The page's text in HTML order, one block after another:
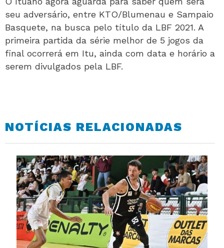
seu adversário, entre KTO/Blumenau e Sampaio
Basquete, na busca pelo título da LBF 2021. A
primeira partida da série melhor de 5 jogos da
final ocorrerá em Itu, ainda com data e horário a
serem divulgados pela LBF.
NOTÍCIAS RELACIONADAS